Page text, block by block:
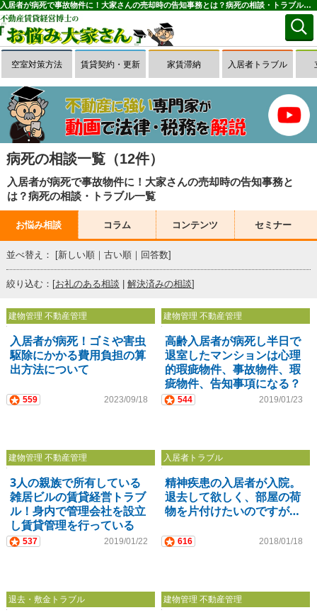
入居者が病死で事故物件に！大家さんの売却時の告知事務とは？病死の相談・トラブル一覧(1～12件目)｜お悩み大家さん
空室対策方法 賃貸契約・更新 家賃滞納 入居者トラブル
病死の相談一覧（12件）
入居者が病死で事故物件に！大家さんの売却時の告知事務と
は？病死の相談・トラブル一覧
お悩み相談 コラム コンテンツ セミナー
並べ替え： [新しい順｜ 古い順｜ 回答数]
絞り込む：[お礼のある相談 | 解決済みの相談]
建物管理 不動産管理
入居者が病死！ゴミや害虫
駆除にかかる費用負担の算
出方法について
559 2023/09/18
建物管理 不動産管理
高齢入居者が病死し半日で
退室したマンションは心理
的瑕疵物件、事故物件、瑕
疵物件、告知事項になる？
544 2019/01/23
建物管理 不動産管理
3人の親族で所有している
雑居ビルの賃貸経営トラブ
ル！身内で管理会社を設立
し賃貸管理を行っている
が…537 2019/01/22
入居者トラブル
精神疾患の入居者が入院。
退去して欲しく、部屋の荷
物を片付けたいのですが…
616 2018/01/18
退去・敷金トラブル 建物管理 不動産管理